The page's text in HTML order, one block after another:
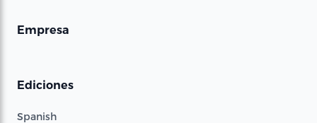
Empresa
Ediciones
Spanish